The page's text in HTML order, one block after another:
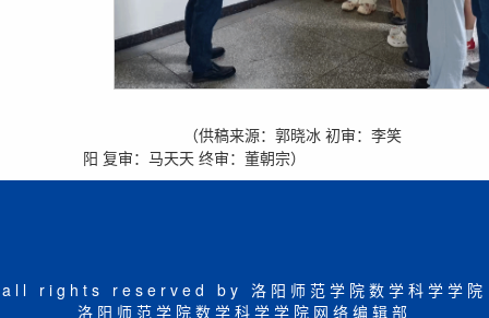
（供稿来源：郭晓冰 初审：李笑
阳 复审：马天天 终审：董朝宗）
all rights reserved by 洛阳师范学院数学科学学院
洛阳师范学院数学科学学院网络编辑部